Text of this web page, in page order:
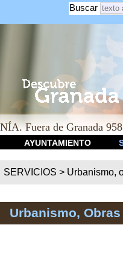
Buscar
Fuera de Granada
AYUNTAMIENTO
SERVICIOS > Urbanismo,
Urbanismo,